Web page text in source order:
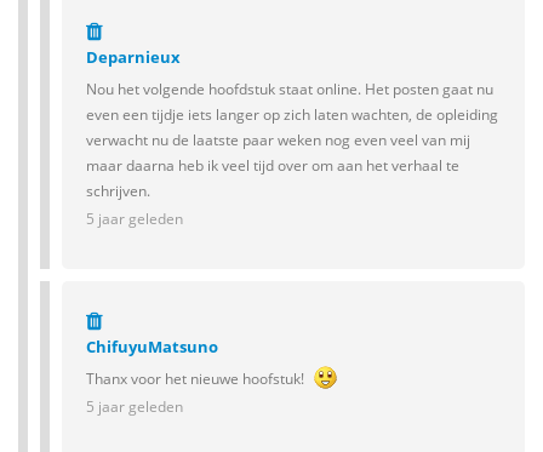
Deparnieux
Nou het volgende hoofdstuk staat online. Het posten gaat nu
even een tijdje iets langer op zich laten wachten, de opleiding
verwacht nu de laatste paar weken nog even veel van mij
maar daarna heb ik veel tijd over om aan het verhaal te
schrijven.
5 jaar geleden
ChifuyuMatsuno
Thanx voor het nieuwe hoofstuk!
5 jaar geleden